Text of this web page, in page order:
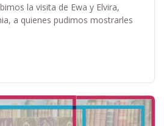
la visita de Ewa y Elvira,
a quienes pudimos mostrarles